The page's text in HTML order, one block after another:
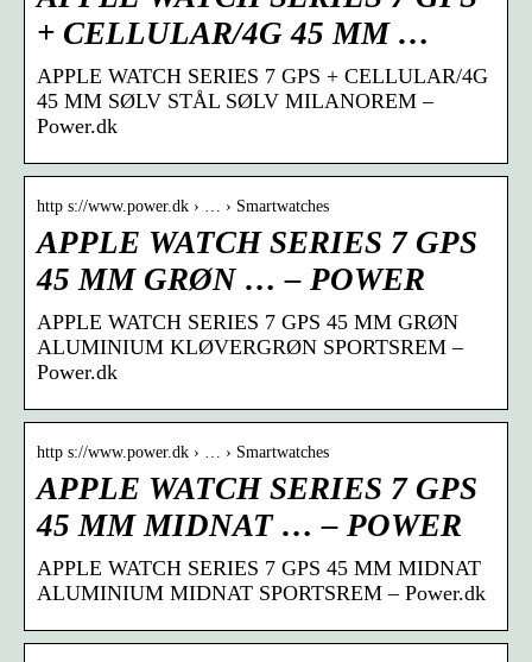
+ CELLULAR/4G 45 MM …
APPLE WATCH SERIES 7 GPS + CELLULAR/4G
45 MM SØLV STÅL SØLV MILANOREM –
Power.dk
http s://www.power.dk › … › Smartwatches
APPLE WATCH SERIES 7 GPS
45 MM GRØN … – POWER
APPLE WATCH SERIES 7 GPS 45 MM GRØN
ALUMINIUM KLØVERGRØN SPORTSREM –
Power.dk
http s://www.power.dk › … › Smartwatches
APPLE WATCH SERIES 7 GPS
45 MM MIDNAT … – POWER
APPLE WATCH SERIES 7 GPS 45 MM MIDNAT
ALUMINIUM MIDNAT SPORTSREM – Power.dk